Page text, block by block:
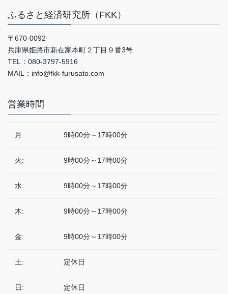
ふるさと経済研究所（FKK）
〒670-0092
兵庫県姫路市新在家本町２丁目９番3号
TEL：080-3797-5916
MAIL：info@fkk-furusato.com
営業時間
月: 9時00分～17時00分
火: 9時00分～17時00分
水: 9時00分～17時00分
木: 9時00分～17時00分
金: 9時00分～17時00分
土: 定休日
日: 定休日